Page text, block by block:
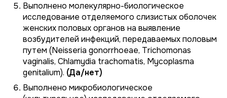
Выполнено молекулярно-биологическое
исследование отделяемого слизистых оболочек
женских половых органов на выявление
возбудителей инфекций, передаваемых половым
путем (Neisseria gonorrhoeae, Trichomonas
vaginalis, Chlamydia trachomatis, Mycoplasma
genitalium). (Да/нет)
Выполнено микробиологическое